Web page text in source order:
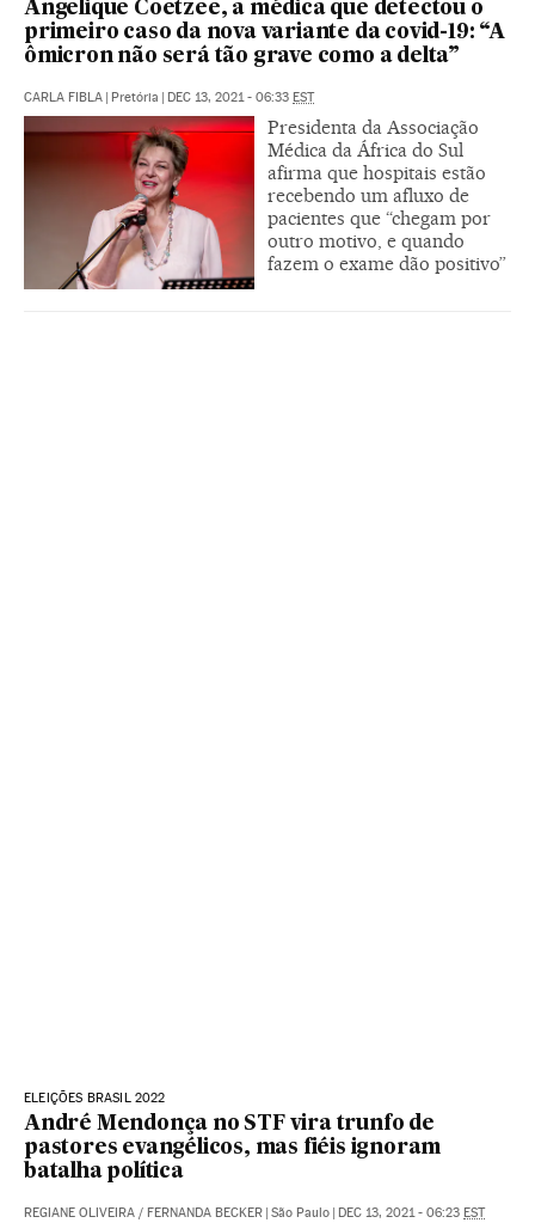
Angelique Coetzee, a médica que detectou o
primeiro caso da nova variante da covid-19: “A
ômicron não será tão grave como a delta”
CARLA FIBLA | Pretória | DEC 13, 2021 - 06:33 EST
Presidenta da Associação
Médica da África do Sul
afirma que hospitais estão
recebendo um afluxo de
pacientes que “chegam por
outro motivo, e quando
fazem o exame dão positivo”
ELEIÇÕES BRASIL 2022
André Mendonça no STF vira trunfo de
pastores evangélicos, mas fiéis ignoram
batalha política
REGIANE OLIVEIRA / FERNANDA BECKER | São Paulo | DEC 13, 2021 - 06:23 EST